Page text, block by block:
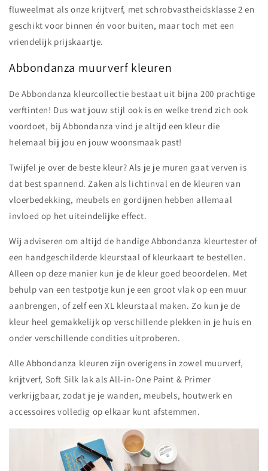
fluweelmat als onze krijtverf, met schrobvastheidsklasse 2 en
geschikt voor binnen én voor buiten, maar toch met een
vriendelijk prijskaartje.
Abbondanza muurverf kleuren
De Abbondanza kleurcollectie bestaat uit bijna 200 prachtige
verftinten! Dus wat jouw stijl ook is en welke trend zich ook
voordoet, bij Abbondanza vind je altijd een kleur die
helemaal bij jou en jouw woonsmaak past!
Twijfel je over de beste kleur? Als je je muren gaat verven is
dat best spannend. Zaken als lichtinval en de kleuren van
vloerbedekking, meubels en gordijnen hebben allemaal
invloed op het uiteindelijke effect.
Wij adviseren om altijd de handige Abbondanza kleurtester of
een handgeschilderde kleurstaal of kleurkaart te bestellen.
Alleen op deze manier kun je de kleur goed beoordelen. Met
behulp van een testpotje kun je een groot vlak op een muur
aanbrengen, of zelf een XL kleurstaal maken. Zo kun je de
kleur heel gemakkelijk op verschillende plekken in je huis en
onder verschillende condities uitproberen.
Alle Abbondanza kleuren zijn overigens in zowel muurverf,
krijtverf, Soft Silk lak als All-in-One Paint & Primer
verkrijgbaar, zodat je je wanden, meubels, houtwerk en
accessoires volledig op elkaar kunt afstemmen.